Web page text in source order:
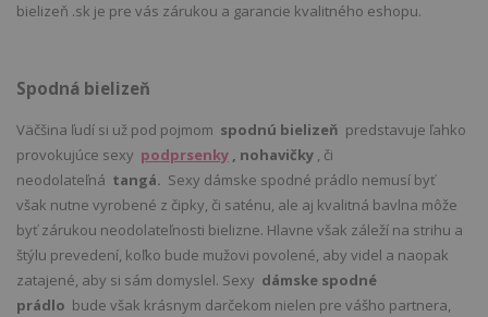
bielizeň .sk je pre vás zárukou a garancie kvalitného eshopu.
Spodná bielizeň
Väčšina ľudí si už pod pojmom spodnú bielizeň predstavuje ľahko
provokujúce sexy podprsenky , nohavičky , či
neodolateľná tangá. Sexy dámske spodné prádlo nemusí byť
však nutne vyrobené z čipky, či saténu, ale aj kvalitná bavlna môže
byť zárukou neodolateľnosti bielizne. Hlavne však záleží na strihu a
štýlu prevedení, koľko bude mužovi povolené, aby videl a naopak
zatajené, aby si sám domyslel. Sexy dámske spodné
prádlo bude však krásnym darčekom nielen pre vášho partnera,